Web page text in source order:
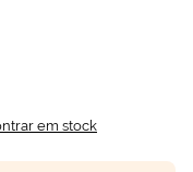
em stock